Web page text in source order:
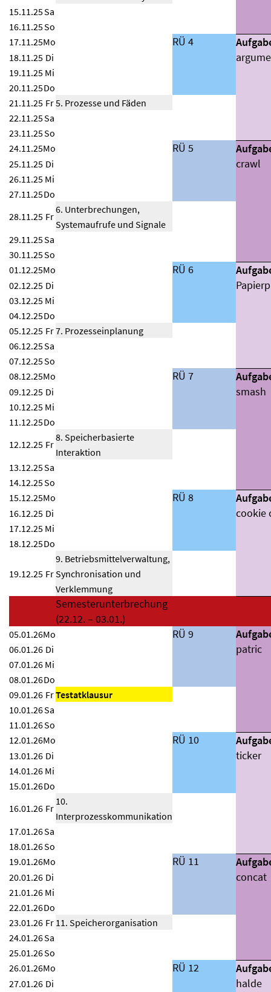
15.11.25Sa
16.11.25So
17.11.25Mo RÜ 4
18.11.25 Di
19.11.25 Mi
20.11.25Do
21.11.25 Fr5. Prozesse und Fäden
22.11.25Sa
23.11.25So
24.11.25Mo RÜ 5
25.11.25 Di crawl
26.11.25 Mi
27.11.25Do
28.11.25 Fr
6. Unterbrechungen,
Systemaufrufe und Signale
29.11.25Sa
30.11.25So
01.12.25Mo RÜ 6
02.12.25 Di
03.12.25 Mi
04.12.25Do
05.12.25 Fr7. Prozesseinplanung
06.12.25Sa
07.12.25So
08.12.25Mo RÜ 7
09.12.25 Di smash
10.12.25 Mi
11.12.25Do
12.12.25 Fr
8. Speicherbasierte
Interaktion
13.12.25Sa
14.12.25So
15.12.25Mo RÜ 8
16.12.25 Di cookie
17.12.25 Mi
18.12.25Do
19.12.25 Fr
9. Betriebsmittelverwaltung,
Synchronisation und
Verklemmung
Semesterunterbrechung
(22.12. – 03.01.)
05.01.26Mo RÜ 9
06.01.26 Di patric
07.01.26 Mi
08.01.26Do
09.01.26 FrTestatklausur
10.01.26Sa
11.01.26So
12.01.26Mo RÜ 10
13.01.26 Di ticker
14.01.26 Mi
15.01.26Do
16.01.26 Fr
10.
Interprozesskommunikation
17.01.26Sa
18.01.26So
19.01.26Mo RÜ 11
20.01.26 Di concat
21.01.26 Mi
22.01.26Do
23.01.26 Fr 11. Speicherorganisation
24.01.26Sa
25.01.26So
26.01.26Mo RÜ 12
27.01.26 Di halde